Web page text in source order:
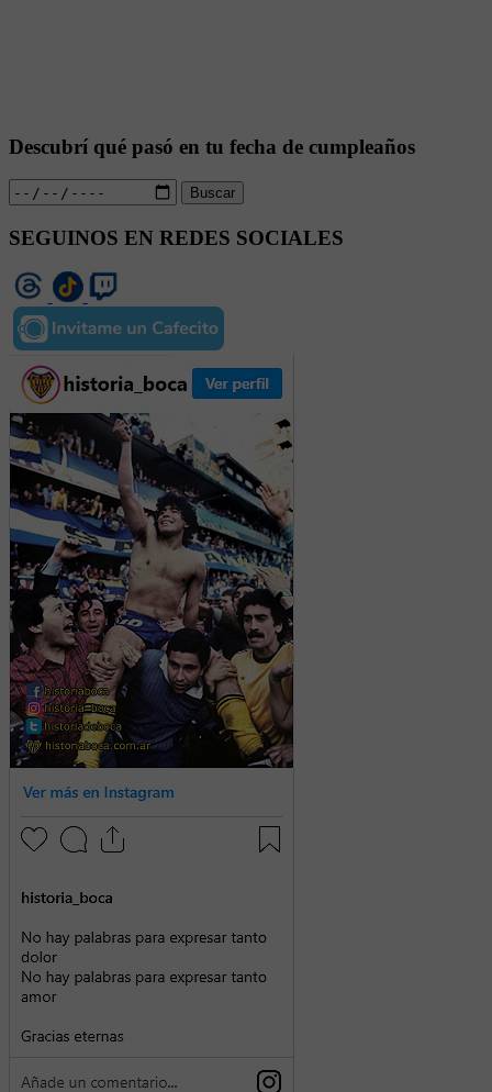
Descubrí qué pasó en tu fecha de cumpleaños
Buscar
SEGUINOS EN REDES SOCIALES